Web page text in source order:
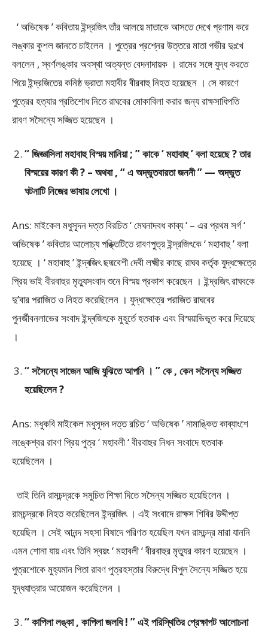
‘ অভিষেক ’ কবিতায় ইন্দ্রজিৎ তাঁর আলয়ে মাতাকে আসতে দেখে প্রণাম করে
লঙ্কার কুশল জানতে চাইলেন । পুত্রের প্রশ্নের উত্তরে মাতা গভীর দুঃখে
বললেন , স্বর্ণলঙ্কার অবস্থা অত্যন্ত বেদনাদায়ক । রামের সঙ্গে যুদ্ধ করতে
গিয়ে ইন্দ্রজিতের কনিষ্ঠ ভ্রাতা মহাবীর বীরবাহু নিহত হয়েছেন । সে কারণে
পুত্রের হত্যার প্রতিশোধ নিতে রাঘবের মোকাবিলা করার জন্য রাক্ষসাধিপতি
রাবণ সসৈন্যে সজ্জিত হয়েছেন ।
“ জিজ্ঞাসিলা মহাবাহু বিস্ময় মানিয়া ; ” কাকে ‘ মহাবাহু ’ বলা হয়েছে ? তার
বিস্ময়ের কারণ কী ? – অথবা , “ এ অদ্ভুতবারতা জননী ” — অদ্ভুত
ঘটনাটি নিজের ভাষায় লেখো ।
Ans: মাইকেল মধুসূদন দত্ত বিরচিত ‘ মেঘনাদবধ কাব্য ‘ – এর প্রথম সর্গ ‘
অভিষেক ’ কবিতার আলোচ্য পঙ্ক্তিটিতে রাবণপুত্র ইন্দ্রজিৎকে ‘ মহাবাহু ’ বলা
হয়েছে । ‘ মহাবাহু ’ ইন্দ্ৰজিৎ ছদ্মবেশী দেবী লক্ষ্মীর কাছে রাঘব কর্তৃক যুদ্ধক্ষেত্রে
প্রিয় ভাই বীরবাহুর মৃত্যুসংবাদ শুনে বিস্ময় প্রকাশ করেছেন । ইন্দ্রজিৎ রাঘবকে
দু’বার পরাজিত ও নিহত করেছিলেন । যুদ্ধক্ষেত্রে পরাজিত রাঘবের
পুনর্জীবনলাভের সংবাদ ইন্দ্ৰজিৎকে মুহূর্তে হতবাক এবং বিস্ময়াভিভূত করে দিয়েছে
।
“ সসৈন্যে সাজেন আজি যুঝিতে আপনি । ” কে , কেন সসৈন্য সজ্জিত
হয়েছিলেন ?
Ans: মধুকবি মাইকেল মধুসূদন দত্ত রচিত ‘ অভিষেক ’ নামাঙ্কিত কাব্যাংশে
লঙ্কেশ্বর রাবণ প্রিয় পুত্র ‘ মহাবলী ‘ বীরবাহুর নিধন সংবাদে হতবাক
হয়েছিলেন ।
তাই তিনি রামচন্দ্রকে সমুচিত শিক্ষা দিতে সসৈন্য সজ্জিত হয়েছিলেন ।
রামচন্দ্রকে নিহত করেছিলেন ইন্দ্রজিৎ । এই সংবাদে রাক্ষস শিবির উদ্দীপ্ত
হয়েছিল । সেই আনন্দ সহসা বিষাদে পরিণত হয়েছিল যখন রামচন্দ্র মারা যাননি
এমন শোনা যায় এবং তিনি স্বয়ং ‘ মহাবলী ‘ বীরবাহুর মৃত্যুর কারণ হয়েছেন ।
পুত্রশোকে মুহ্যমান পিতা রাবণ পুত্রহস্তার বিরুদ্ধে বিপুল সৈন্যে সজ্জিত হয়ে
যুদ্ধযাত্রার আয়োজন করেছিলেন ।
“ কাপিলা লঙ্কা , কাপিলা জলধি ! ” এই পরিস্থিতির প্রেক্ষাপট আলোচনা